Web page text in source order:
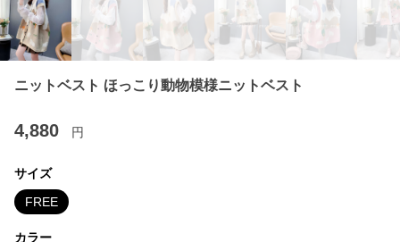
ニットベスト ほっこり動物模様ニットベスト
4,880 円
サイズ
FREE
カラー